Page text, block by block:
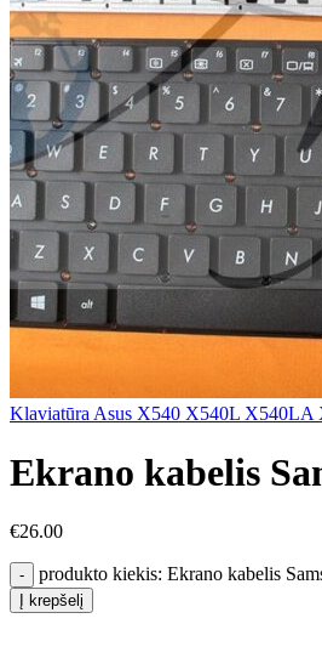
Klaviatūra Asus X540 X540L X540LA
Ekrano kabelis
€26.00
produkto kiekis: Ekrano kabelis
Į krepšelį